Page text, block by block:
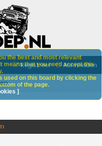
Aanmelden
Registreer
the best and most relevant
means that you need accept this
used on this board by clicking the
of the page.
]